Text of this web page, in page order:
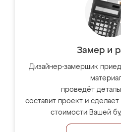
Замер и
Дизайнер-замерщик
проведёт
составит проект и сделает
стоимости Вашей